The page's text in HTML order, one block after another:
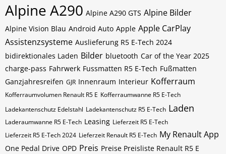
Alpine A290 Alpine A290 GTS Alpine Bilder
Alpine Vision Blau Android Auto Apple Apple CarPlay
Assistenzsysteme Auslieferung R5 E-Tech 2024
bidirektionales Laden Bilder bluetooth Car of the Year 2025
charge-pass Fahrwerk Fussmatten R5 E-Tech Fußmatten
Ganzjahresreifen GJR Innenraum Interieur Kofferraum
Kofferraumvolumen Renault R5 E Kofferraumwanne R5 E-Tech
Ladekantenschutz Edelstahl Ladekantenschutz R5 E-Tech Laden
Laderaumwanne R5 E-Tech Leasing Lieferzeit R5 E-Tech
Lieferzeit R5 E-Tech 2024 Lieferzeit Renault R5 E-Tech My Renault App
One Pedal Drive OPD Preis Preise Preisliste Renault R5 E